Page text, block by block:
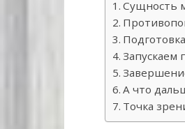
Сущность
Подготовка
Запускаем
А что
Точка